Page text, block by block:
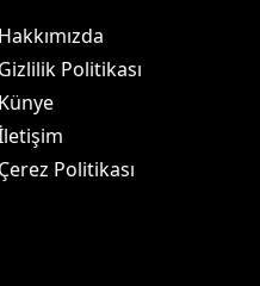
Hakkımızda
Gizlilik Politikası
Künye
Çerez Politikası